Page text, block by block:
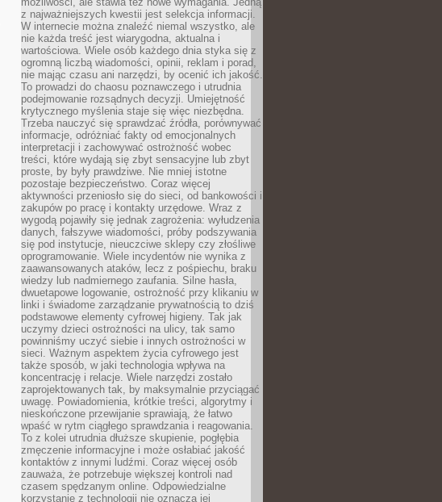
z najważniejszych kwestii jest selekcja informacji.
W internecie można znaleźć niemal wszystko, ale
nie każda treść jest wiarygodna, aktualna i
wartościowa. Wiele osób każdego dnia styka się z
ogromną liczbą wiadomości, opinii, reklam i porad,
nie mając czasu ani narzędzi, by ocenić ich jakość.
To prowadzi do chaosu poznawczego i utrudnia
podejmowanie rozsądnych decyzji. Umiejętność
krytycznego myślenia staje się więc niezbędna.
Trzeba nauczyć się sprawdzać źródła, porównywać
informacje, odróżniać fakty od emocjonalnych
interpretacji i zachowywać ostrożność wobec
treści, które wydają się zbyt sensacyjne lub zbyt
proste, by były prawdziwe. Nie mniej istotne
pozostaje bezpieczeństwo. Coraz więcej
aktywności przeniosło się do sieci, od bankowości i
zakupów po pracę i kontakty urzędowe. Wraz z
wygodą pojawiły się jednak zagrożenia: wyłudzenia
danych, fałszywe wiadomości, próby podszywania
się pod instytucje, nieuczciwe sklepy czy złośliwe
oprogramowanie. Wiele incydentów nie wynika z
zaawansowanych ataków, lecz z pośpiechu, braku
wiedzy lub nadmiernego zaufania. Silne hasła,
dwuetapowe logowanie, ostrożność przy klikaniu w
linki i świadome zarządzanie prywatnością to dziś
podstawowe elementy cyfrowej higieny. Tak jak
uczymy dzieci ostrożności na ulicy, tak samo
powinniśmy uczyć siebie i innych ostrożności w
sieci. Ważnym aspektem życia cyfrowego jest
także sposób, w jaki technologia wpływa na
koncentrację i relacje. Wiele narzędzi zostało
zaprojektowanych tak, by maksymalnie przyciągać
uwagę. Powiadomienia, krótkie treści, algorytmy i
nieskończone przewijanie sprawiają, że łatwo
wpaść w rytm ciągłego sprawdzania i reagowania.
To z kolei utrudnia dłuższe skupienie, pogłębia
zmęczenie informacyjne i może osłabiać jakość
kontaktów z innymi ludźmi. Coraz więcej osób
zauważa, że potrzebuje większej kontroli nad
czasem spędzanym online. Odpowiedzialne
korzystanie z technologii nie oznacza jej